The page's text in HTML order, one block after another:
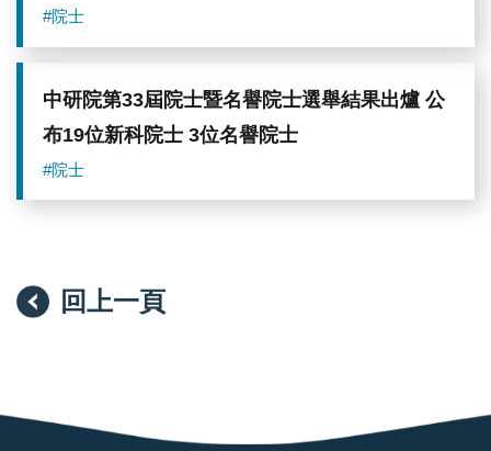
#院士
中研院第33屆院士暨名譽院士選舉結果出爐 公
布19位新科院士 3位名譽院士
#院士
回上一頁